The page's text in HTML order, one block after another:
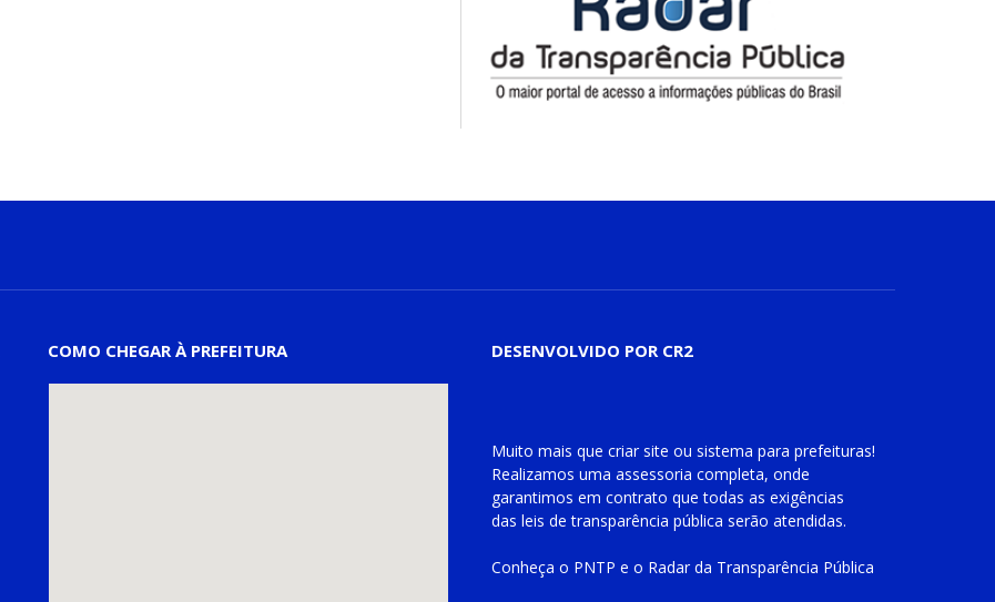
COMO CHEGAR À PREFEITURA DESENVOLVIDO POR CR2
Muito mais que criar site ou sistema para prefeituras!
Realizamos uma assessoria completa, onde
garantimos em contrato que todas as exigências
das leis de transparência pública serão atendidas.
Conheça o PNTP e o Radar da Transparência Pública